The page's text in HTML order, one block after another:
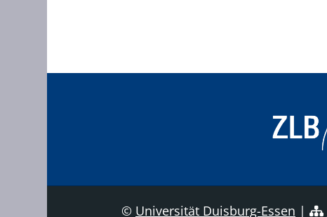
© Universität Duisburg-Essen |